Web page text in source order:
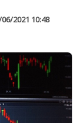
2021 10:48